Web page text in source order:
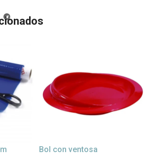
Bol con ventosa